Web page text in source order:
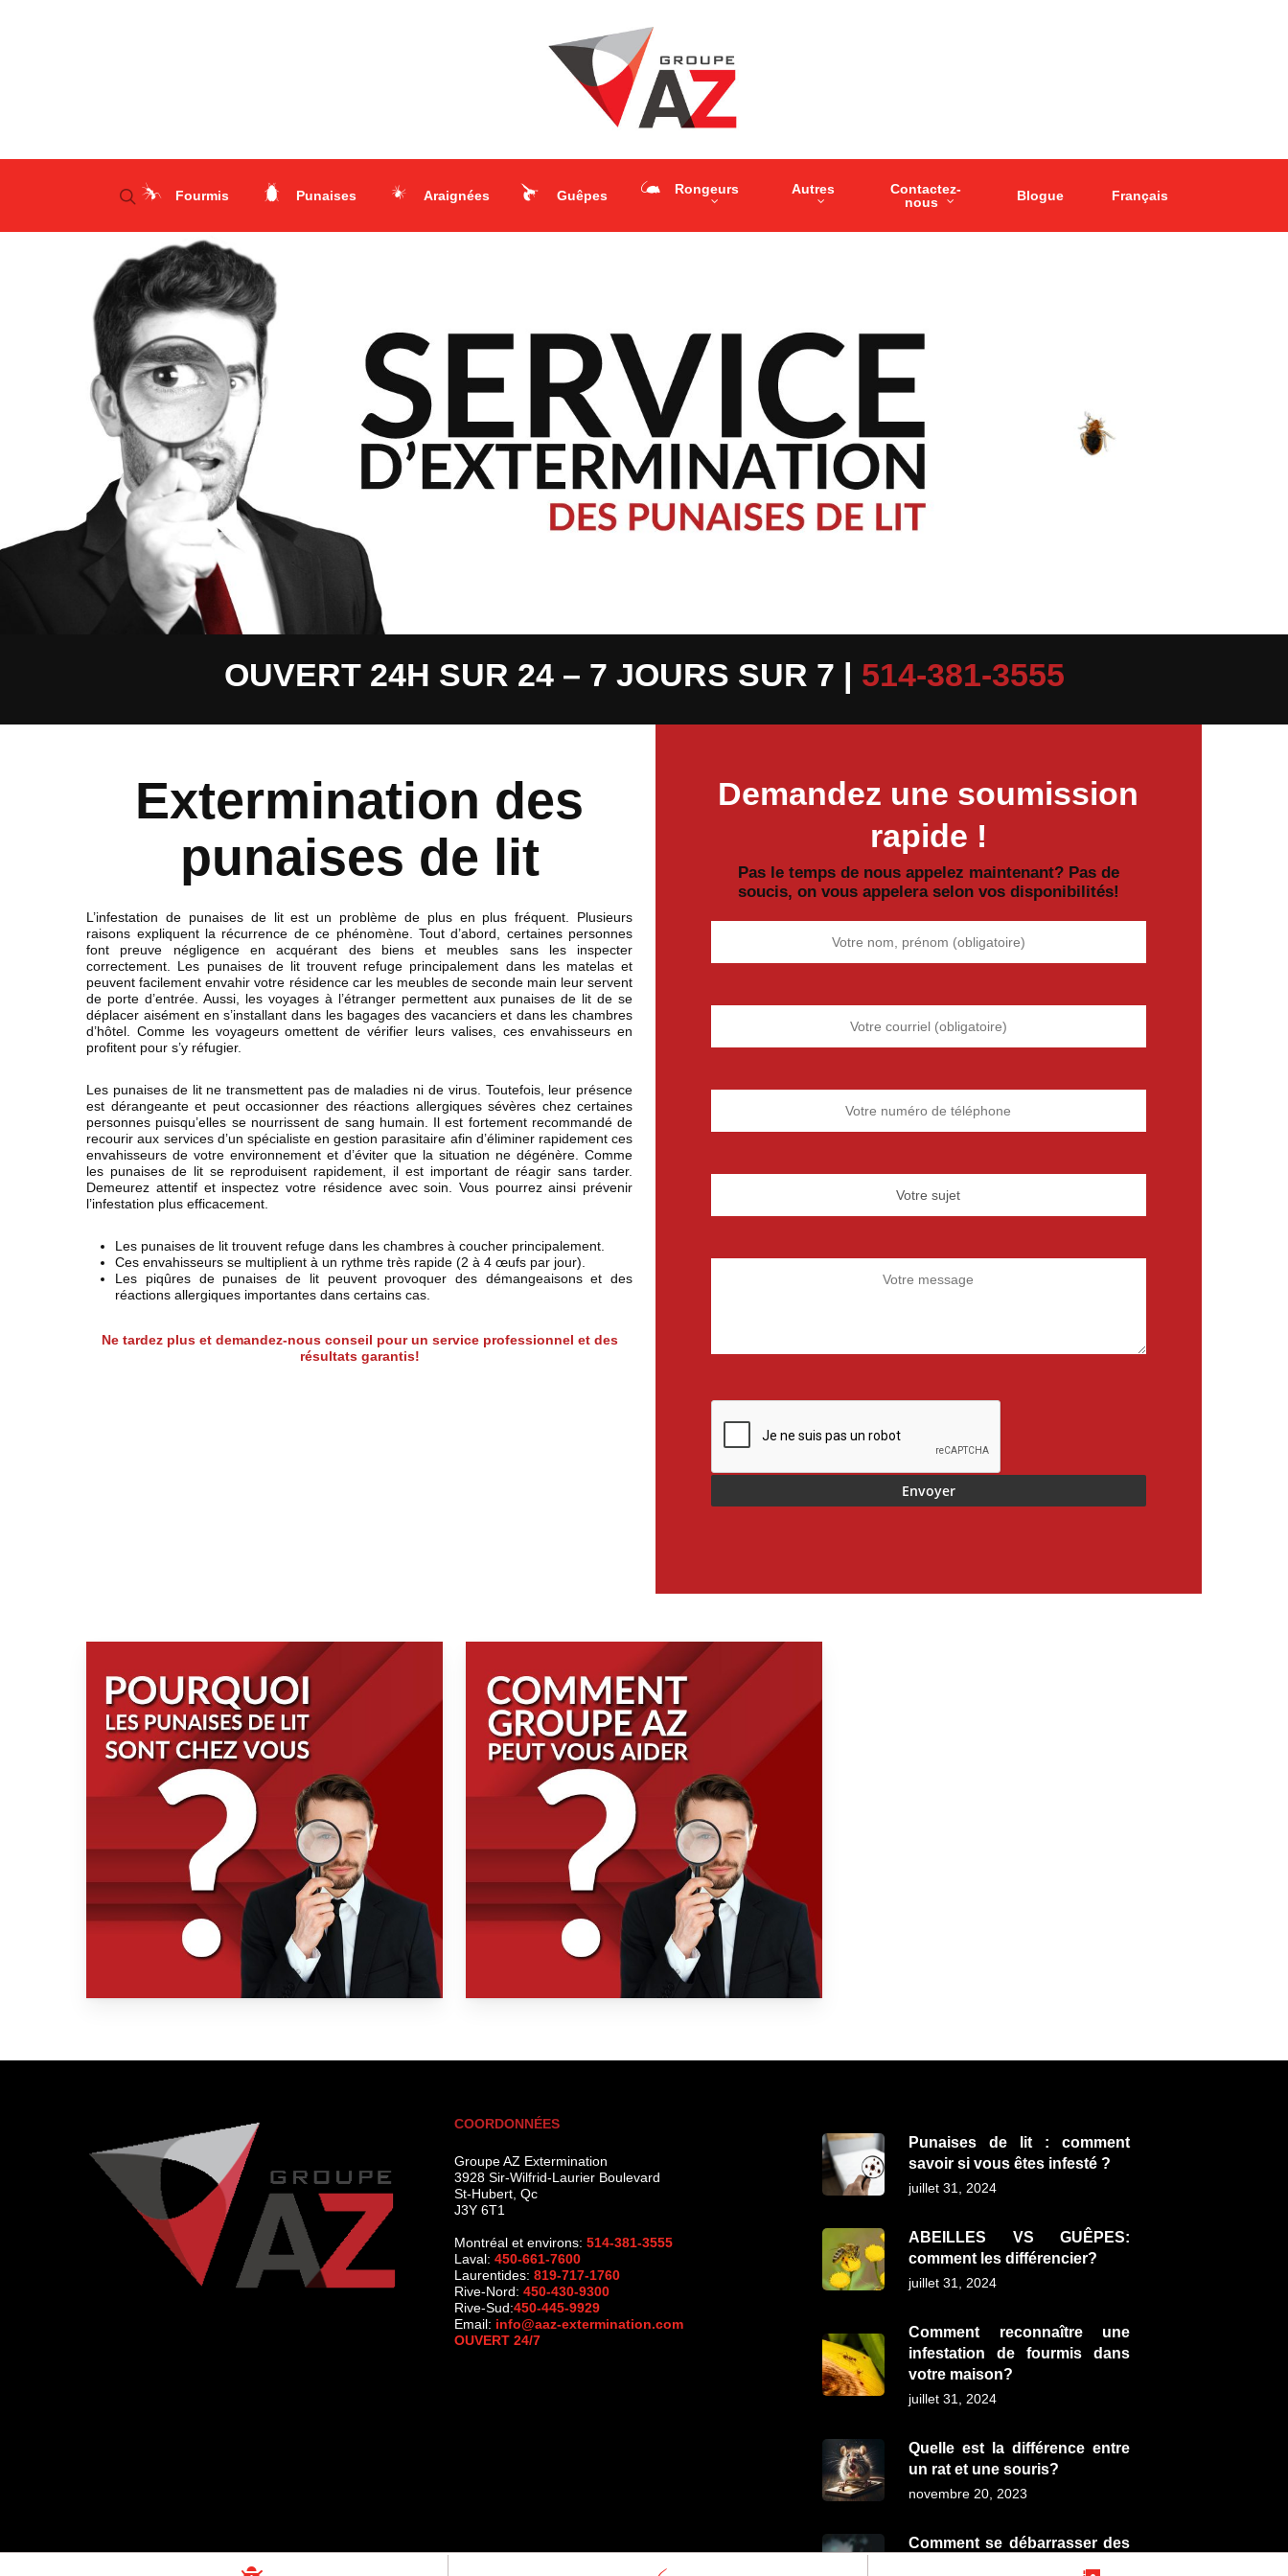
Fourmis Punaises Araignées Guêpes Rongeurs Autres
Contactez-
nous
Blogue Français
OUVERT 24H SUR 24 – 7 JOURS SUR 7 | 514-381-3555
Extermination des
punaises de lit
L’infestation de punaises de lit est un problème de plus en plus fréquent. Plusieurs
raisons expliquent la récurrence de ce phénomène. Tout d’abord, certaines personnes
font preuve négligence en acquérant des biens et meubles sans les inspecter
correctement. Les punaises de lit trouvent refuge principalement dans les matelas et
peuvent facilement envahir votre résidence car les meubles de seconde main leur servent
de porte d’entrée. Aussi, les voyages à l’étranger permettent aux punaises de lit de se
déplacer aisément en s’installant dans les bagages des vacanciers et dans les chambres
d’hôtel. Comme les voyageurs omettent de vérifier leurs valises, ces envahisseurs en
profitent pour s’y réfugier.
Les punaises de lit ne transmettent pas de maladies ni de virus. Toutefois, leur présence
est dérangeante et peut occasionner des réactions allergiques sévères chez certaines
personnes puisqu’elles se nourrissent de sang humain. Il est fortement recommandé de
recourir aux services d’un spécialiste en gestion parasitaire afin d’éliminer rapidement ces
envahisseurs de votre environnement et d’éviter que la situation ne dégénère. Comme
les punaises de lit se reproduisent rapidement, il est important de réagir sans tarder.
Demeurez attentif et inspectez votre résidence avec soin. Vous pourrez ainsi prévenir
l’infestation plus efficacement.
Les punaises de lit trouvent refuge dans les chambres à coucher principalement.
Ces envahisseurs se multiplient à un rythme très rapide (2 à 4 œufs par jour).
Les piqûres de punaises de lit peuvent provoquer des démangeaisons et des
réactions allergiques importantes dans certains cas.
Ne tardez plus et demandez-nous conseil pour un service professionnel et des
résultats garantis!
Demandez une soumission
rapide !
Pas le temps de nous appelez maintenant? Pas de
soucis, on vous appelera selon vos disponibilités!
COORDONNÉES
Groupe AZ Extermination
3928 Sir-Wilfrid-Laurier Boulevard
St-Hubert,Qc
J3Y 6T1
Montréal et environs:514-381-3555
Laval:450-661-7600
Laurentides:819-717-1760
Rive-Nord:450-430-9300
Rive-Sud:450-445-9929
Email: info@aaz-extermination.com
OUVERT 24/7
Punaises de lit : comment
savoir si vous êtes infesté ?
juillet 31, 2024
ABEILLES VS GUÊPES:
comment les différencier?
juillet 31, 2024
Comment reconnaître une
infestation de fourmis dans
votre maison?
juillet 31, 2024
Quelle est la différence entre
un rat et une souris?
novembre 20, 2023
Comment se débarrasser des